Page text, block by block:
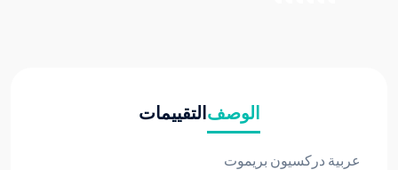
الوصفالتقييمات
عربية دركسيون بريموت